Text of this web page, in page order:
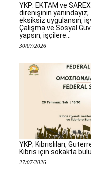
YKP: EKTAM ve
direnişinin
eksiksiz uygulansın,
Çalışma ve Sosyal
yapsın, işçilere...
30/07/2026
YKP; Kıbrıslıları,
Kıbrıs için sokakta
27/07/2026